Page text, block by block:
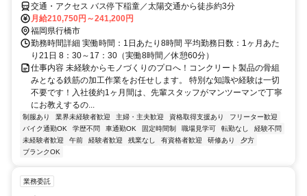
交通・アクセス バス停下稲童／太陽交通から徒歩約3分
月給210,750円～241,200円
福岡県行橋市
勤務時間詳細 実働時間：1日あたり8時間 平均勤務日数：1ヶ月あた
り21日 8：30～17：30（実働8時間／休憩60分）
仕事内容 未経験からモノづくりのプロへ！コンクリート製品の骨組
みとなる鉄筋の加工作業をお任せします。 特別な知識や経験は一切
不要です！入社後約1ヶ月間は、先輩スタッフがマンツーマンで丁寧
にお教えするの...
制服あり 業界未経験者歓迎 主婦・主夫歓迎 資格取得支援あり
フリーター歓迎
バイク通勤OK
学歴不問 車通勤OK 固定時間制 職場見学可 転勤なし
経験不問
未経験者歓迎
午前 経験者歓迎 残業なし 有資格者歓迎 研修あり
夕方
ブランクOK
業務委託